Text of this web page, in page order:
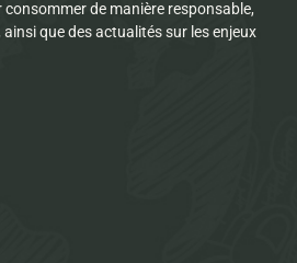
de manière responsable,
que des actualités sur les enjeux